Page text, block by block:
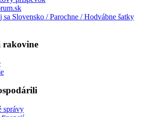
sa Slovensko / Parochne / Hodvábne šatky
rakovine
správy